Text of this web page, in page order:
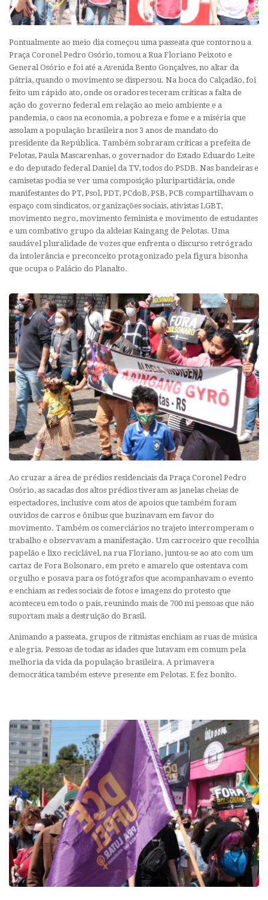
Pontualmente ao meio dia começou uma passeata que contornou a
Praça Coronel Pedro Osório, tomou a Rua Floriano Peixoto e
General Osório e foi até a Avenida Bento Gonçalves, no altar da
pátria, quando o movimento se dispersou. Na boca do Calçadão, foi
feito um rápido ato, onde os oradores teceram críticas a falta de
ação do governo federal em relação ao meio ambiente e a
pandemia, o caos na economia, a pobreza e fome e a miséria que
assolam a população brasileira nos 3 anos de mandato do
presidente da República. Também sobraram críticas a prefeita de
Pelotas, Paula Mascarenhas, o governador do Estado Eduardo Leite
e do deputado federal Daniel da TV, todos do PSDB. Nas bandeiras e
camisetas podia se ver uma composição pluripartidária, onde
manifestantes do PT, Psol, PDT, PCdoB, PSB, PCB compartilhavam o
espaço com sindicatos, organizações sociais, ativistas LGBT,
movimento negro, movimento feminista e movimento de estudantes
e um combativo grupo da aldeias Kaingang de Pelotas. Uma
saudável pluralidade de vozes que enfrenta o discurso retrógrado
da intolerância e preconceito protagonizado pela figura bisonha
que ocupa o Palácio do Planalto.
Ao cruzar a área de prédios residenciais da Praça Coronel Pedro
Osório, as sacadas dos altos prédios tiveram as janelas cheias de
espectadores, inclusive com atos de apoios que também foram
ouvidos de carros e ônibus que buzinavam em favor do
movimento. Também os comerciários no trajeto interromperam o
trabalho e observavam a manifestação. Um carroceiro que recolhia
papelão e lixo reciclável, na rua Floriano, juntou-se ao ato com um
cartaz de Fora Bolsonaro, em preto e amarelo que ostentava com
orgulho e posava para os fotógrafos que acompanhavam o evento
e enchiam as redes sociais de fotos e imagens do protesto que
aconteceu em todo o país, reunindo mais de 700 mi pessoas que não
suportam mais a destruição do Brasil.
Animando a passeata, grupos de ritmistas enchiam as ruas de música
e alegria. Pessoas de todas as idades que lutavam em comum pela
melhoria da vida da população brasileira. A primavera
democrática também esteve presente em Pelotas. E fez bonito.